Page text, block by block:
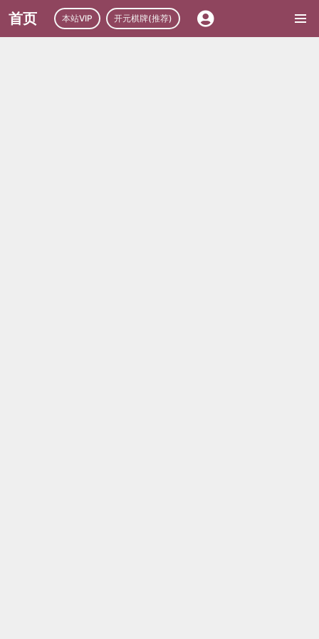
首页 本站VIP 开元棋牌(推荐)